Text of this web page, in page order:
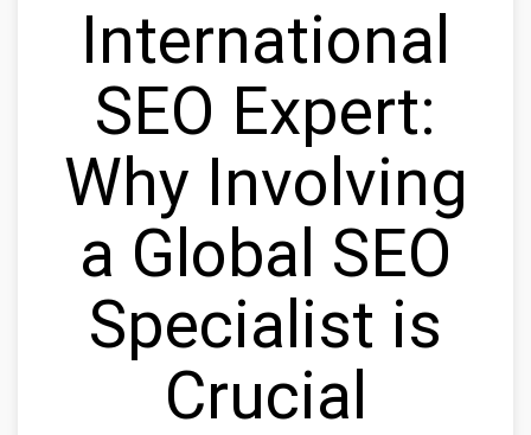
International
SEO Expert:
Why Involving
a Global SEO
Specialist is
Crucial